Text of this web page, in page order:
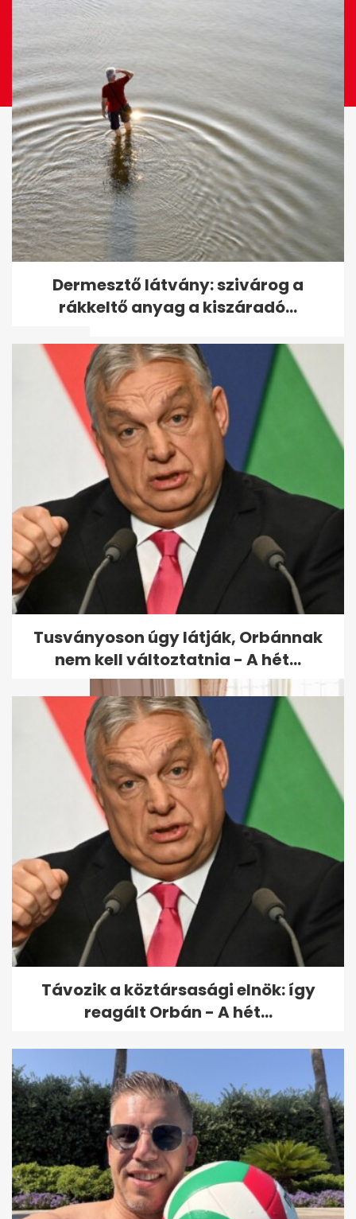
7 Netflix-dokusorozat, amit
milliók néznek: könnyű
rákattanni
Drámai életmentés a Dráván,
két barcsi apa ugrott a
fuldokló...
5 ikonikus filmjelenet, amit a
színészek utólag inkább
kihagytak...
Dermesztő látvány: szivárog a
rákkeltő anyag a kiszáradó...
Tusványoson úgy látják, Orbánnak
nem kell változtatnia - A hét...
Távozik a köztársasági elnök: így
reagált Orbán - A hét...